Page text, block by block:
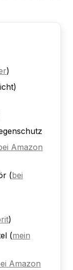
)
Amazon
(bei
)
(mein
Amazon